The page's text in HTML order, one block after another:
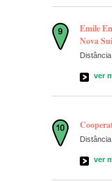
Emile
Nova
ver
ver